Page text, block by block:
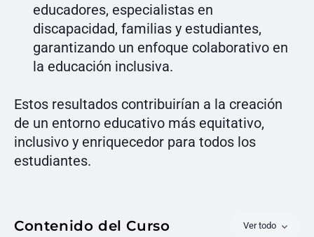
educadores, especialistas en
discapacidad, familias y estudiantes,
garantizando un enfoque colaborativo en
la educación inclusiva.
Estos resultados contribuirían a la creación
de un entorno educativo más equitativo,
inclusivo y enriquecedor para todos los
estudiantes.
Contenido del Curso Ver todo